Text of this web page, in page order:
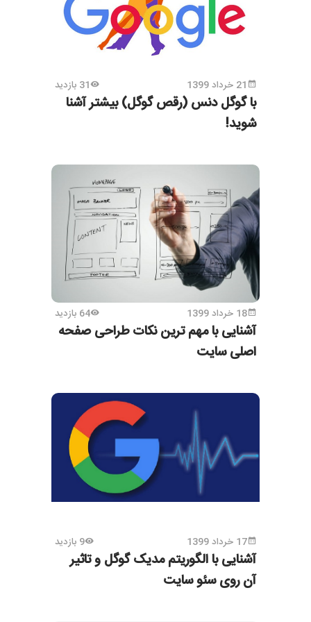
21 خرداد 1399 31 بازدید
با گوگل دنس (رقص گوگل) بیشتر آشنا
شوید!
18 خرداد 1399 64 بازدید
آشنایی با مهم ترین نکات طراحی صفحه
اصلی سایت
17 خرداد 1399 9 بازدید
آشنایی با الگوریتم مدیک گوگل و تاثیر
آن روی سئو سایت